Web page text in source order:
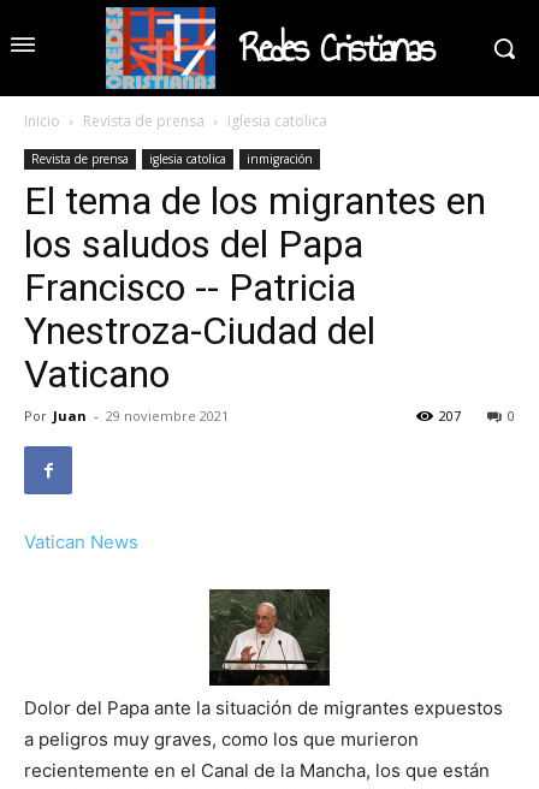
Redes Cristianas
Inicio Revista de prensa iglesia catolica
Revista de prensa iglesia catolica inmigración
El tema de los migrantes en
los saludos del Papa
Francisco -- Patricia
Ynestroza-Ciudad del
Vaticano
Por Juan - 29 noviembre 2021 0
207
Vatican News
Dolor del Papa ante la situación de migrantes expuestos
a peligros muy graves, como los que murieron
recientemente en el Canal de la Mancha, los que están